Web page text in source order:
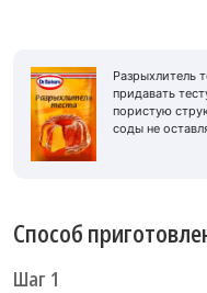
Разрыхлитель
придавать
пористую
соды не
Способ
Шаг 1